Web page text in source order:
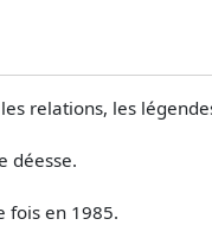
relations, les
déesse.
fois en 1985.